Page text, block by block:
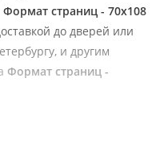
Формат страниц - 70х108
до дверей или
и другим
Формат страниц -